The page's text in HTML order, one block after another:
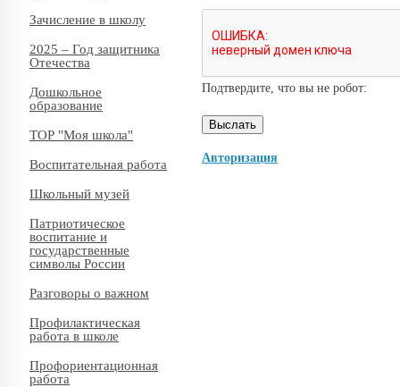
Зачисление в школу
2025 – Год защитника
Отечества
Дошкольное
образование
ТОР "Моя школа"
Воспитательная работа
Школьный музей
Патриотическое
воспитание и
государственные
символы России
Разговоры о важном
Профилактическая
работа в школе
Профориентационная
работа
Подтвердите, что вы не робот:
Авторизация